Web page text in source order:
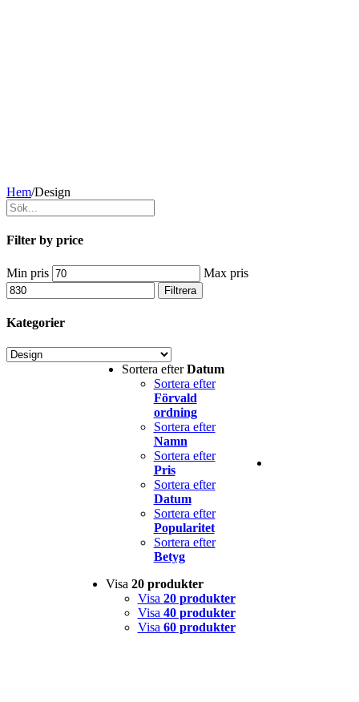
Hem/Design
Filter by price
Min pris Max pris
Filtrera
Kategorier
Sortera efterDatum
Sortera efter
Förvald
ordning
Sortera efter
Namn
Sortera efter
Pris
Sortera efter
Datum
Sortera efter
Popularitet
Sortera efter
Betyg
Visa 20 produkter
Visa 20 produkter
Visa 40 produkter
Visa 60 produkter